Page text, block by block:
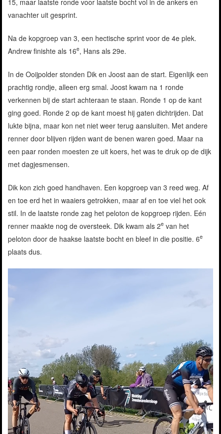
vanachter uit gesprint.
Na de kopgroep van 3, een hectische sprint voor de 4e plek.
Andrew finishte als 16e, Hans als 29e.
In de Ooijpolder stonden Dik en Joost aan de start. Eigenlijk een
prachtig rondje, alleen erg smal. Joost kwam na 1 ronde
verkennen bij de start achteraan te staan. Ronde 1 op de kant
ging goed. Ronde 2 op de kant moest hij gaten dichtrijden. Dat
lukte bijna, maar kon net niet weer terug aansluiten. Met andere
renner door blijven rijden want de benen waren goed. Maar na
een paar ronden moesten ze uit koers, het was te druk op de dijk
met dagjesmensen.
Dik kon zich goed handhaven. Een kopgroep van 3 reed weg. Af
en toe erd het in waaiers getrokken, maar af en toe viel het ook
stil. In de laatste ronde zag het peloton de kopgroep rijden. Eén
renner maakte nog de oversteek. Dik kwam als 2evan het
peloton door de haakse laatste bocht en bleef in die positie. 6e
plaats dus.